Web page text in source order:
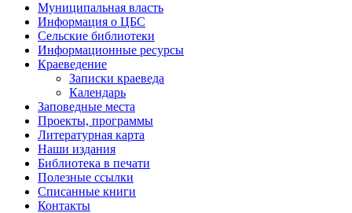
Муниципальная власть
Информация о ЦБС
Сельские библиотеки
Информационные ресурсы
Краеведение
Записки краеведа
Календарь
Заповедные места
Проекты, программы
Литературная карта
Наши издания
Библиотека в печати
Полезные ссылки
Списанные книги
Контакты